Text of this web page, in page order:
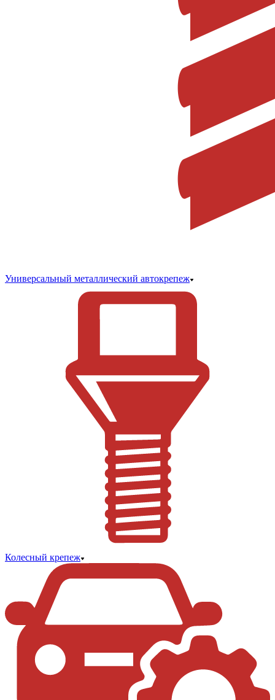
Универсальный металлический автокрепеж
Колесный крепеж